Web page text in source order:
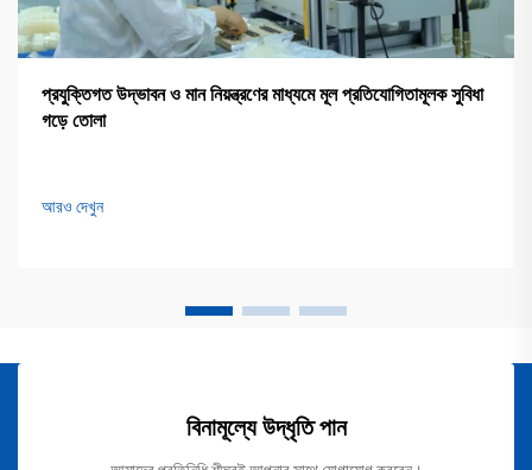
প্রযুক্তিগত উদ্ভাবন ও মান নিয়ন্ত্রণের মাধ্যমে মূল প্রতিযোগিতামূলক সুবিধা
গড়ে তোলা
আরও দেখুন
বিনামূল্যে উদ্ধৃতি পান